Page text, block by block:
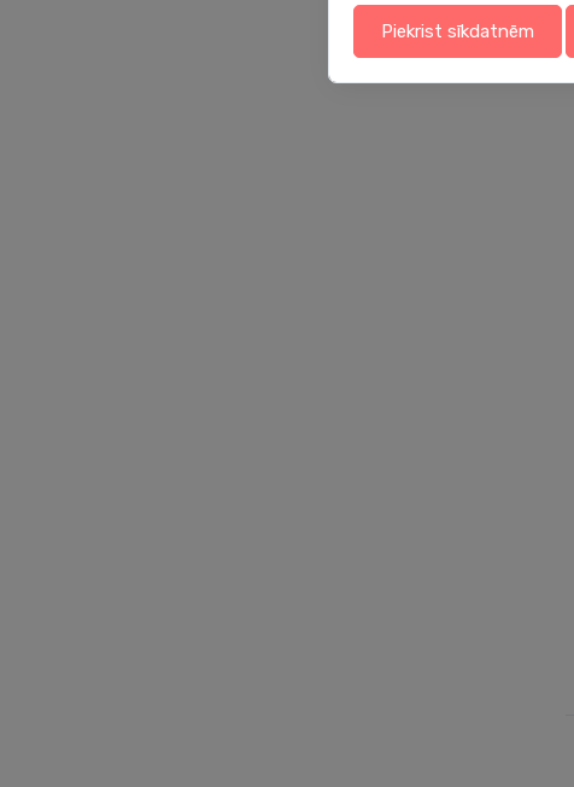
Piekrist sīkdatnēm